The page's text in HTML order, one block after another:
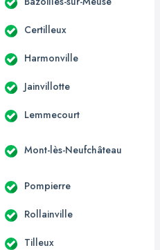
Certilleux
Harmonville
Jainvillotte
Lemmecourt
Mont-lès-Neufchâteau
Pompierre
Rollainville
Tilleux